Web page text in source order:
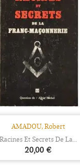
AMADOU, Robert
Racines Et Secrets De La...
Prix
20,00 €